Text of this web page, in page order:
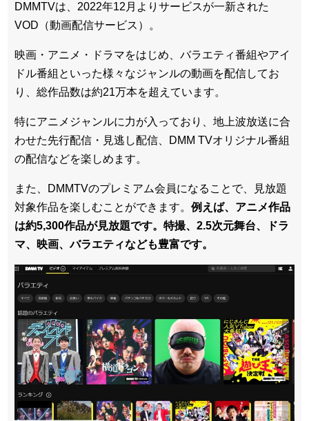
DMMTVは、2022年12月よりサービスが一新された
VOD（動画配信サービス）。
映画・アニメ・ドラマをはじめ、バラエティ番組やアイ
ドル番組といった様々なジャンルの動画を配信してお
り、総作品数は約21万本を超えています。
特にアニメジャンルに力が入っており、地上波放送に合
わせた先行配信・見逃し配信、DMM TVオリジナル番組
の配信などを楽しめます。
また、DMMTVのプレミアム会員になることで、見放題
対象作品を楽しむことができます。 例えば、アニメ作品
は約5,300作品が見放題です。特撮、2.5次元舞台、ドラ
マ、映画、バラエティなども豊富です。